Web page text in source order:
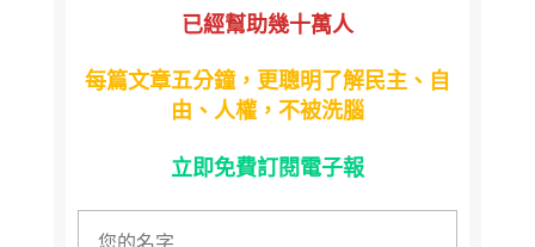
已經幫助幾十萬人
每篇文章五分鐘，更聰明了解民主、自
由、人權，不被洗腦
立即免費訂閱電子報